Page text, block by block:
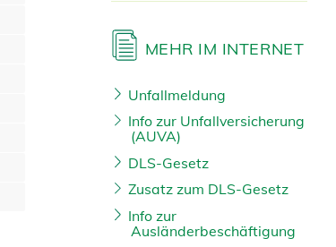
MEHR IM INTERNET
Unfallmeldung
Info zur Unfallversicherung
(AUVA)
DLS-Gesetz
Zusatz zum DLS-Gesetz
Info zur
Ausländerbeschäftigung